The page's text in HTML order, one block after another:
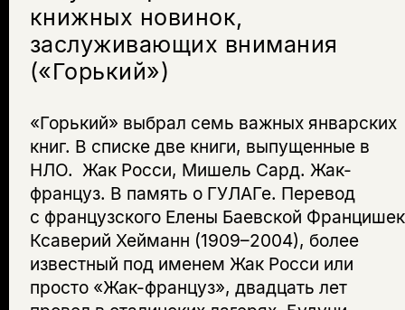
книжных новинок,
заслуживающих внимания
(«Горький»)
«Горький» выбрал семь важных январских
книг. В списке две книги, выпущенные в
НЛО. Жак Росси, Мишель Сард. Жак-
француз. В память о ГУЛАГе. Перевод
с французского Елены Баевской Францишек
Ксаверий Хейманн (1909–2004), более
известный под именем Жак Росси или
просто «Жак-француз», двадцать лет